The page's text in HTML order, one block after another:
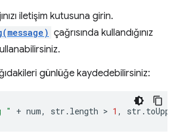
iletişim kutusuna girin.
çağrısında kullandığınız
günlüğe kaydedebilirsiniz:
" + num, str . length > 1 , str .